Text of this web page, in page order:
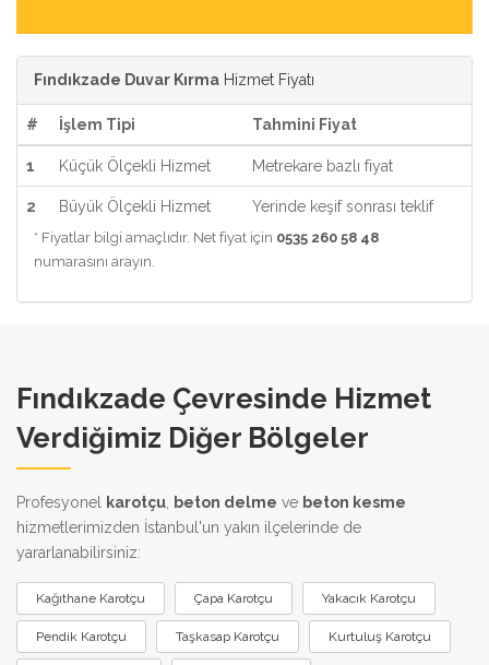
Fındıkzade Duvar Kırma Hizmet Fiyatı
# İşlem Tipi Tahmini Fiyat
1 Küçük Ölçekli Hizmet Metrekare bazlı fiyat
2 Büyük Ölçekli Hizmet Yerinde keşif sonrası teklif
* Fiyatlar bilgi amaçlıdır. Net fiyat için 0535 260 58 48
numarasını arayın.
Fındıkzade Çevresinde Hizmet
Verdiğimiz Diğer Bölgeler
Profesyonel karotçu beton delme ve beton kesme
hizmetlerimizden İstanbul'un yakın ilçelerinde de
yararlanabilirsiniz:
Kağıthane Karotçu Çapa Karotçu Yakacık Karotçu
Pendik Karotçu Taşkasap Karotçu Kurtuluş Karotçu